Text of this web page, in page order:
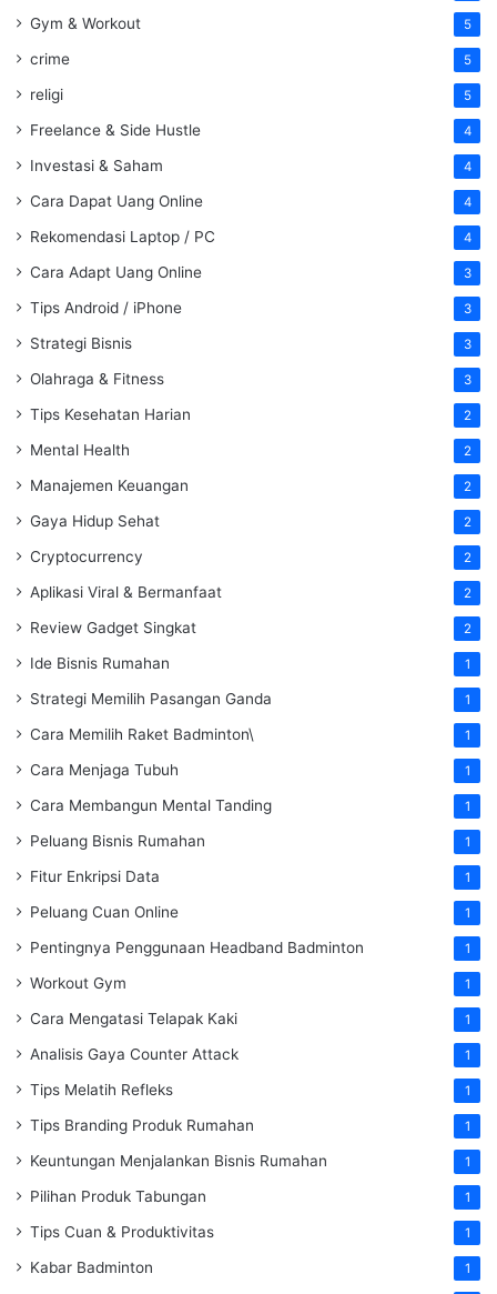
Gym & Workout 5
crime 5
religi 5
Freelance & Side Hustle 4
Investasi & Saham 4
Cara Dapat Uang Online 4
Rekomendasi Laptop / PC 4
Cara Adapt Uang Online 3
Tips Android / iPhone 3
Strategi Bisnis 3
Olahraga & Fitness 3
Tips Kesehatan Harian 2
Mental Health 2
Manajemen Keuangan 2
Gaya Hidup Sehat 2
Cryptocurrency 2
Aplikasi Viral & Bermanfaat 2
Review Gadget Singkat 2
Ide Bisnis Rumahan 1
Strategi Memilih Pasangan Ganda 1
Cara Memilih Raket Badminton\ 1
Cara Menjaga Tubuh 1
Cara Membangun Mental Tanding 1
Peluang Bisnis Rumahan 1
Fitur Enkripsi Data 1
Peluang Cuan Online 1
Pentingnya Penggunaan Headband Badminton 1
Workout Gym 1
Cara Mengatasi Telapak Kaki 1
Analisis Gaya Counter Attack 1
Tips Melatih Refleks 1
Tips Branding Produk Rumahan 1
Keuntungan Menjalankan Bisnis Rumahan 1
Pilihan Produk Tabungan 1
Tips Cuan & Produktivitas 1
Kabar Badminton 1